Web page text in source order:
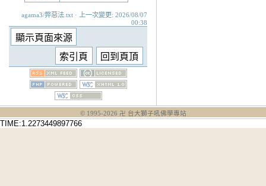
agama3/弊惡法.txt · 上一次變更: 2026/08/07
00:38
© 1995-2026 卍 台大獅子吼佛學專站
TIME:1.2273449897766